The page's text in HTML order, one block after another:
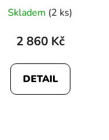
Skladem (2 ks)
2 860 Kč
DETAIL